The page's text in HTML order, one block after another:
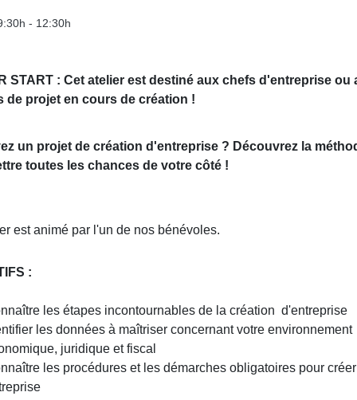
- 12:30h
START : Cet atelier est destiné aux chefs d'entreprise ou
projet en cours de création !
un projet de création d'entreprise ?Découvrez la
toutes les chances de votre côté !
est animé par l'un de nos bénévoles.
:
les étapes incontournables de la création d'entreprise
les données à maîtriser concernant votre environnement
juridique et fiscal
les procédures et les démarches obligatoires pour